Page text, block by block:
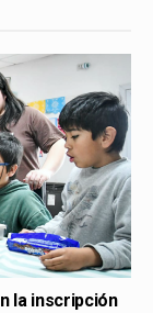
la inscripción